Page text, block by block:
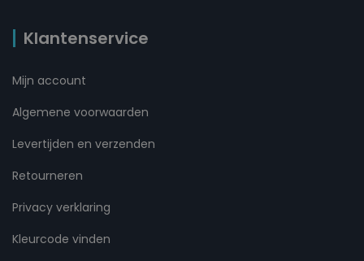
Klantenservice
Mijn account
Algemene voorwaarden
Levertijden en verzenden
Retourneren
Privacy verklaring
Kleurcode vinden